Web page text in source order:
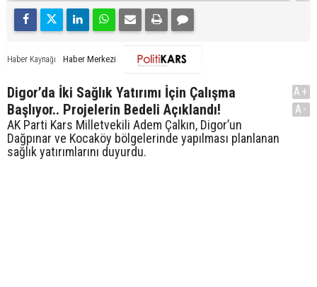
Haber Kaynağı Haber Merkezi
Digor’da İki Sağlık Yatırımı İçin Çalışma
Başlıyor.. Projelerin Bedeli Açıklandı!
AK Parti Kars Milletvekili Adem Çalkın, Digor’un
Dağpınar ve Kocaköy bölgelerinde yapılması planlanan
sağlık yatırımlarını duyurdu.
A+
A-